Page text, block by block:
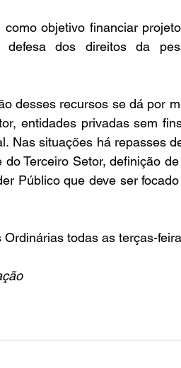
objetivo financiar
defesa dos direitos da
desses recursos se dá por
entidades privadas sem
Nas situações há repasses
Terceiro Setor, definição
Público que deve ser
todas as terças-